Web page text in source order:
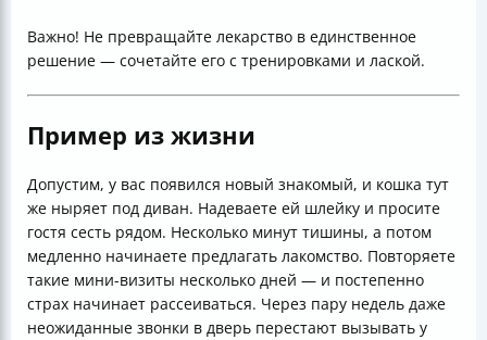
Важно! Не превращайте лекарство в единственное
решение — сочетайте его с тренировками и лаской.
Пример из жизни
Допустим, у вас появился новый знакомый, и кошка тут
же ныряет под диван. Надеваете ей шлейку и просите
гостя сесть рядом. Несколько минут тишины, а потом
медленно начинаете предлагать лакомство. Повторяете
такие мини-визиты несколько дней — и постепенно
страх начинает рассеиваться. Через пару недель даже
неожиданные звонки в дверь перестают вызывать у